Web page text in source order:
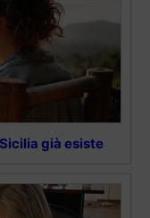
già esiste